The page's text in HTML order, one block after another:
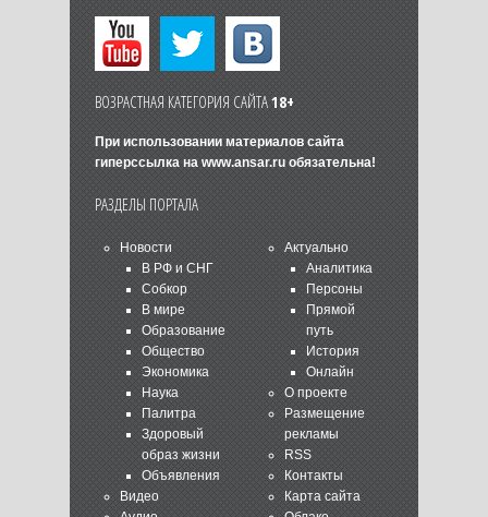
ВОЗРАСТНАЯ КАТЕГОРИЯ САЙТА18+
При использовании материалов сайта
гиперссылка на www.ansar.ruобязательна!
РАЗДЕЛЫ ПОРТАЛА
Новости
В РФ и СНГ
Собкор
В мире
Образование
Общество
Экономика
Наука
Палитра
Здоровый
образ жизни
Объявления
Видео
Актуально
Аналитика
Персоны
Прямой
путь
История
Онлайн
О проекте
Размещение
рекламы
RSS
Контакты
Карта сайта